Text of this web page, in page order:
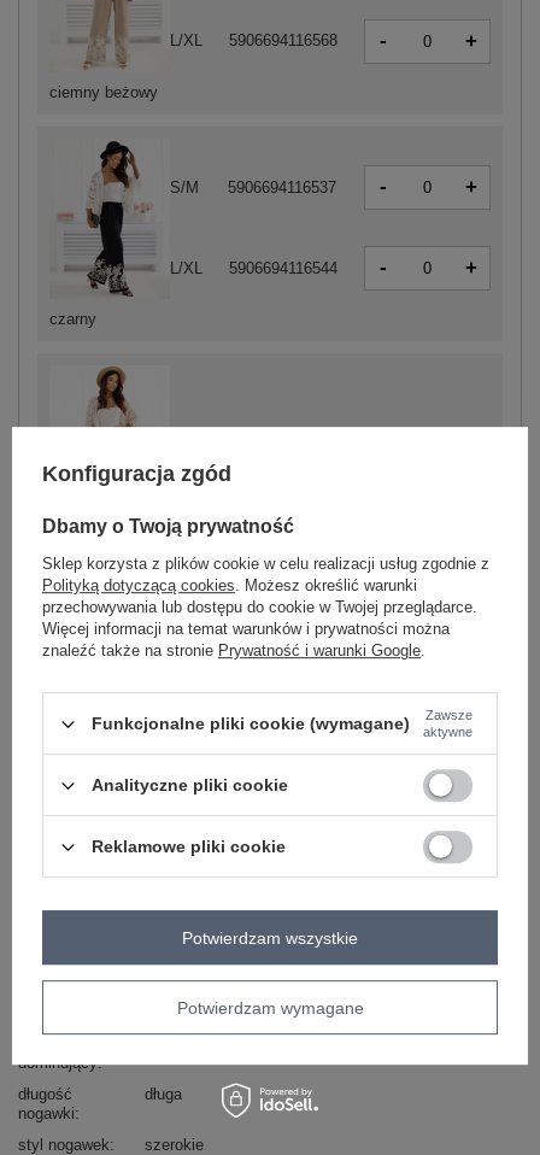
czarny
S/M 5906694116537 - +
L/XL 5906694116544 - +
ciemny beżowy
L/XL 5906694116568 - +
ZALOGUJ SIĘ I ZOBACZ CENĘ
Zadzwoń+48 601 547 740 Zadaj pytanie
skład materiału : 100% wiskoza
sposób prania : pranie w pralce w 30°C
wide leg
okazja
codzienne
dominujący
długość
nogawki
długa
styl nogawek
szerokie
Konfiguracja zgód
Dbamy o Twoją prywatność
Sklep korzysta z plików cookie w celu realizacji usług zgodnie z
Polityką dotyczącą cookies. Możesz określić warunki
przechowywania lub dostępu do cookie w Twojej przeglądarce.
Więcej informacji na temat warunków i prywatności można
znaleźć także na stronie Prywatność i warunki Google.
Funkcjonalne pliki cookie (wymagane)
Zawsze
aktywne
Analityczne pliki cookie
Reklamowe pliki cookie
Potwierdzam wymagane
Potwierdzam wszystkie